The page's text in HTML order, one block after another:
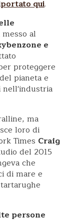
qui.
al
e
proteggere
pianeta e
nell'industria
ma
loro di
Times Craig
del 2015
che
di mare e
persone